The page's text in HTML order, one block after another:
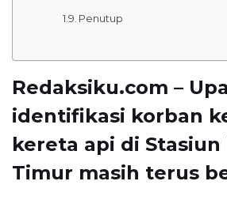
Penutup
Redaksiku.com –
identifikasi korban
kereta api di Stasiun
Timur masih terus